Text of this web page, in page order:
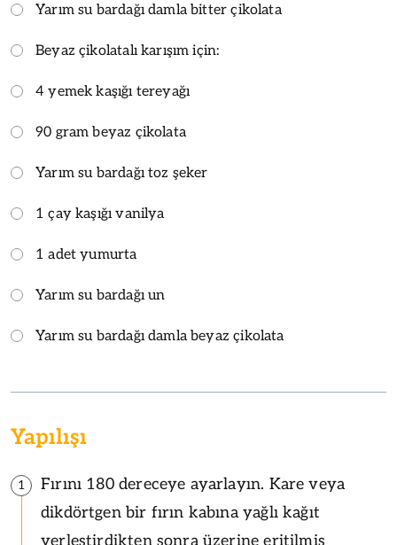
Yarım su bardağı damla bitter çikolata
Beyaz çikolatalı karışım için:
4 yemek kaşığı tereyağı
90 gram beyaz çikolata
Yarım su bardağı toz şeker
1 çay kaşığı vanilya
1 adet yumurta
Yarım su bardağı un
Yarım su bardağı damla beyaz çikolata
Yapılışı
1
Fırını 180 dereceye ayarlayın. Kare veya
dikdörtgen bir fırın kabına yağlı kağıt
yerleştirdikten sonra üzerine eritilmiş